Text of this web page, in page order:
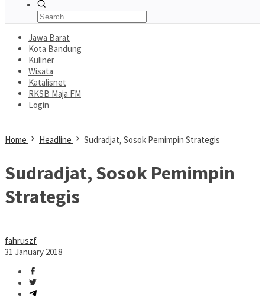
Jawa Barat
Kota Bandung
Kuliner
Wisata
Katalisnet
RKSB Maja FM
Login
Home Headline Sudradjat, Sosok Pemimpin Strategis
Sudradjat, Sosok Pemimpin
Strategis
fahruszf
31 January 2018